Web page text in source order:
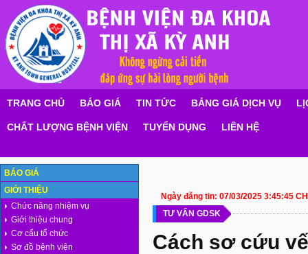
TRANG CHỦ BÁO GIÁ TIN TỨC BẢNG GIÁ DỊCH VỤ
CHẤT LƯỢNG BỆNH VIỆN TUYỂN DỤNG LIÊN HỆ
BÁO GIÁ
GIỚI THIỆU
Chức năng nhiệm vụ
Giới thiệu chung
Cơ cấu tổ chức
Sơ đồ bệnh viện
Ngày đăng tin: 07/03/2025 3:45:45 CH
TƯ VẤN GDSK
Cách sơ cứu